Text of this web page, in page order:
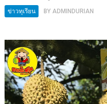
ข่าวทุเรียน BY ADMINDURIAN